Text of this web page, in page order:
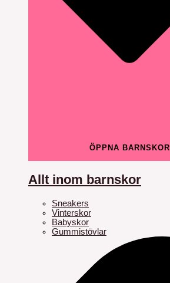
ÖPPNA BARNSKOR
Allt inom barnskor
Sneakers
Vinterskor
Babyskor
Gummistövlar